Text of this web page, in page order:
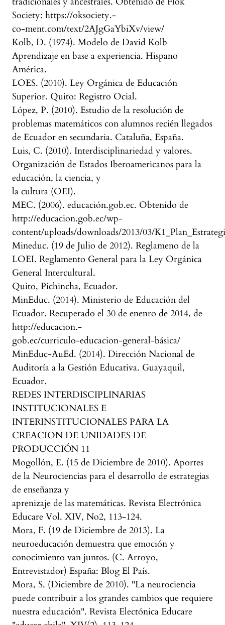
Society: https://oksociety.-
co-ment.com/text/2AJgGaYbiXv/view/
Kolb, D. (1974). Modelo de David Kolb
Aprendizaje en base a experiencia. Hispano
América.
LOES. (2010). Ley Orgánica de Educación
Superior. Quito: Registro Ocial.
López, P. (2010). Estudio de la resolución de
problemas matemáticos con alumnos recién llegados
de Ecuador en secundaria. Cataluña, España.
Luis, C. (2010). Interdisciplinariedad y valores.
Organización de Estados Iberoamericanos para la
educación, la ciencia, y
la cultura (OEI).
MEC. (2006). educación.gob.ec. Obtenido de
http://educacion.gob.ec/wp-
content/uploads/downloads/2013/03/
Mineduc. (19 de Julio de 2012). Reglameno de la
LOEI. Reglamento General para la Ley Orgánica
General Intercultural.
Quito, Pichincha, Ecuador.
MinEduc. (2014). Ministerio de Educación del
Ecuador. Recuperado el 30 de enenro de 2014, de
http://educacion.-
gob.ec/curriculo-educacion-general-básica/
MinEduc-AuEd. (2014). Dirección Nacional de
Auditoría a la Gestión Educativa. Guayaquil,
Ecuador.
REDES INTERDISCIPLINARIAS
INSTITUCIONALES E
INTERINSTITUCIONALES PARA LA
CREACION DE UNIDADES DE
PRODUCCIÓN 11
Mogollón, E. (15 de Diciembre de 2010). Aportes
de la Neurociencias para el desarrollo de estrategias
de enseñanza y
aprenizaje de las matemáticas. Revista Electrónica
Educare Vol. XIV, No2, 113-124.
Mora, F. (19 de Diciembre de 2013). La
neuroeducación demuestra que emoción y
conocimiento van juntos. (C. Arroyo,
Entrevistador) España: Blog El País.
Mora, S. (Diciembre de 2010). "La neurociencia
puede contribuir a los grandes cambios que requiere
nuestra educación". Revista Electónica Educare